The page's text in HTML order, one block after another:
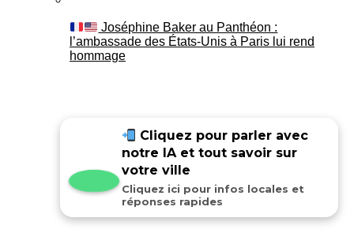
Joséphine Baker au Panthéon :
l’ambassade des États-Unis à Paris lui rend
hommage
Cliquez pour parler avec
notre IA et tout savoir sur
votre ville
Cliquez ici pour infos locales et
réponses rapides